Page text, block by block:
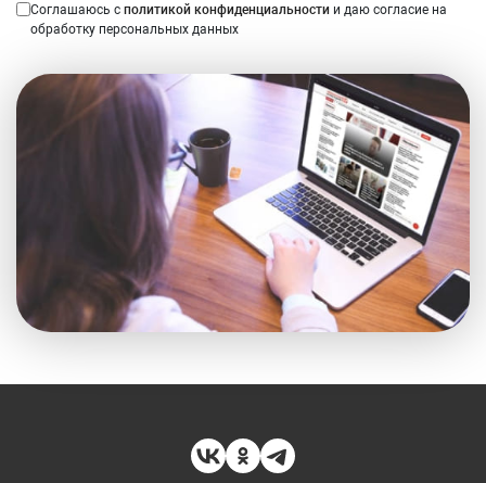
Соглашаюсь с политикой конфиденциальности и даю согласие на
обработку персональных данных